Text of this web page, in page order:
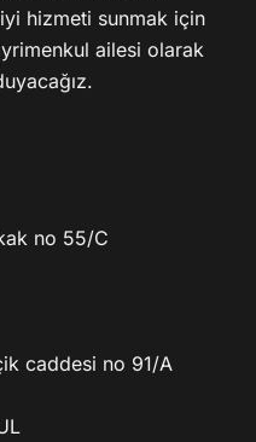
hizmeti sunmak için
ailesi olarak
no 55/C
caddesi no 91/A